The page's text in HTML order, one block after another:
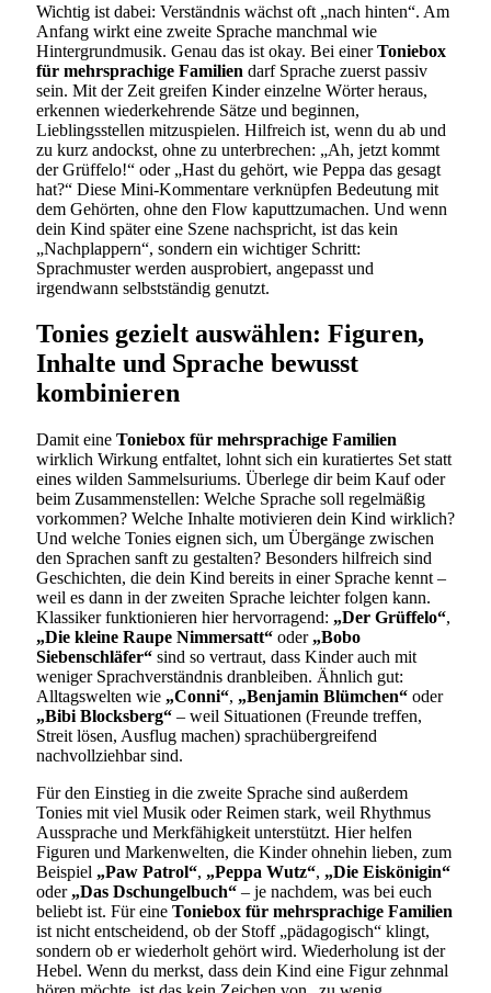
Wichtig ist dabei: Verständnis wächst oft „nach hinten“. Am
Anfang wirkt eine zweite Sprache manchmal wie
Hintergrundmusik. Genau das ist okay. Bei einerToniebox
für mehrsprachige Familien darf Sprache zuerst passiv
sein. Mit der Zeit greifen Kinder einzelne Wörter heraus,
erkennen wiederkehrende Sätze und beginnen,
Lieblingsstellen mitzuspielen. Hilfreich ist, wenn du ab und
zu kurz andockst, ohne zu unterbrechen: „Ah, jetzt kommt
der Grüffelo!“ oder „Hast du gehört, wie Peppa das gesagt
hat?“ Diese Mini-Kommentare verknüpfen Bedeutung mit
dem Gehörten, ohne den Flow kaputtzumachen. Und wenn
dein Kind später eine Szene nachspricht, ist das kein
„Nachplappern“, sondern ein wichtiger Schritt:
Sprachmuster werden ausprobiert, angepasst und
irgendwann selbstständig genutzt.
Tonies gezielt auswählen: Figuren,
Inhalte und Sprache bewusst
kombinieren
Damit eine Toniebox für mehrsprachige Familien
wirklich Wirkung entfaltet, lohnt sich ein kuratiertes Set statt
eines wilden Sammelsuriums. Überlege dir beim Kauf oder
beim Zusammenstellen: Welche Sprache soll regelmäßig
vorkommen? Welche Inhalte motivieren dein Kind wirklich?
Und welche Tonies eignen sich, um Übergänge zwischen
den Sprachen sanft zu gestalten? Besonders hilfreich sind
Geschichten, die dein Kind bereits in einer Sprache kennt –
weil es dann in der zweiten Sprache leichter folgen kann.
Klassiker funktionieren hier hervorragend: „Der Grüffelo“,
„Die kleine Raupe Nimmersatt“ oder „Bobo
Siebenschläfer“ sind so vertraut, dass Kinder auch mit
weniger Sprachverständnis dranbleiben. Ähnlich gut:
Alltagswelten wie „Conni“, „Benjamin Blümchen“ oder
„Bibi Blocksberg“ – weil Situationen (Freunde treffen,
Streit lösen, Ausflug machen) sprachübergreifend
nachvollziehbar sind.
Für den Einstieg in die zweite Sprache sind außerdem
Tonies mit viel Musik oder Reimen stark, weil Rhythmus
Aussprache und Merkfähigkeit unterstützt. Hier helfen
Figuren und Markenwelten, die Kinder ohnehin lieben, zum
Beispiel „Paw Patrol“, „Peppa Wutz“, „Die Eiskönigin“
oder „Das Dschungelbuch“ – je nachdem, was bei euch
beliebt ist. Für eine Toniebox für mehrsprachige Familien
ist nicht entscheidend, ob der Stoff „pädagogisch“ klingt,
sondern ob er wiederholt gehört wird. Wiederholung ist der
Hebel. Wenn du merkst, dass dein Kind eine Figur zehnmal